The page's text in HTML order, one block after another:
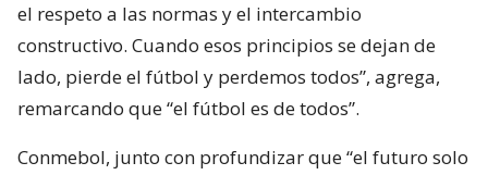
el respeto a las normas y el intercambio
constructivo. Cuando esos principios se dejan de
lado, pierde el fútbol y perdemos todos”, agrega,
remarcando que “el fútbol es de todos”.
Conmebol, junto con profundizar que “el futuro solo